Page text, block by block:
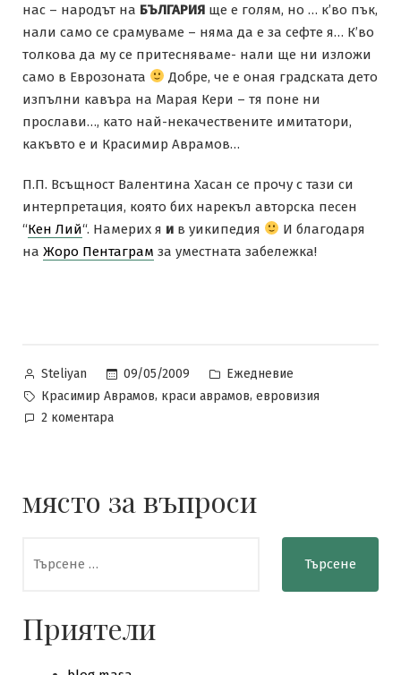
нас – народът на БЪЛГАРИЯ ще е голям, но … к’во пък,
нали само се срамуваме – няма да е за сефте я… К’во
толкова да му се притесняваме- нали ще ни изложи
само в Еврозоната
Добре, че е оная градската дето
изпълни кавъра на Марая Кери – тя поне ни
прослави…, като най-некачествените имитатори,
какъвто е и Красимир Аврамов…
П.П. Всъщност Валентина Хасан се прочу с тази си
интерпретация, която бих нарекъл авторска песен
“Кен Лий“. Намерих я и в уикипедия
И благодаря
на Жоро Пентаграм за уместната забележка!
Posted
by
Steliyan 09/05/2009
Posted
in
Ежедневие
Tags:
Красимир Аврамов, краси аврамов, евровизия
2 коментараза
Аврамов
място за въпроси
за:
Приятели